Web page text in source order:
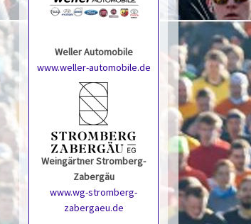
Weller Automobile
www.weller-automobile.de
Weingärtner Stromberg-
Zabergäu
www.wg-stromberg-
zabergaeu.de